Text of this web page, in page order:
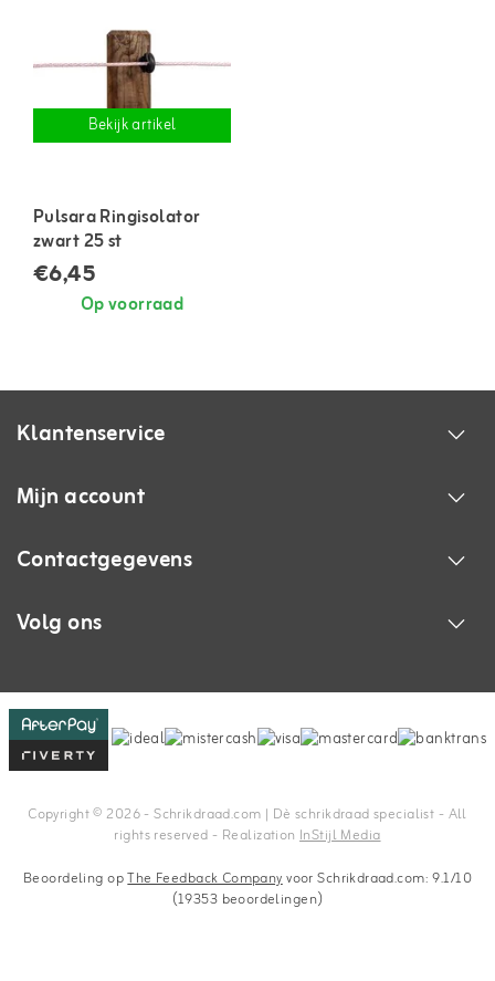
Bekijk artikel
Pulsara Ringisolator
zwart 25 st
€6,45
Op voorraad
Klantenservice
Mijn account
Contactgegevens
Volg ons
Copyright © 2026 - Schrikdraad.com | Dè schrikdraad specialist - All
rights reserved - RealizationInStijl Media
Beoordeling opThe Feedback Companyvoor Schrikdraad.com: 9.1/10
(19353 beoordelingen)